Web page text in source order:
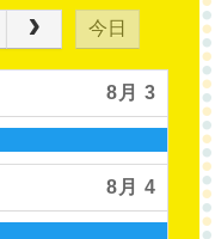
今日
8月 3
8月 4